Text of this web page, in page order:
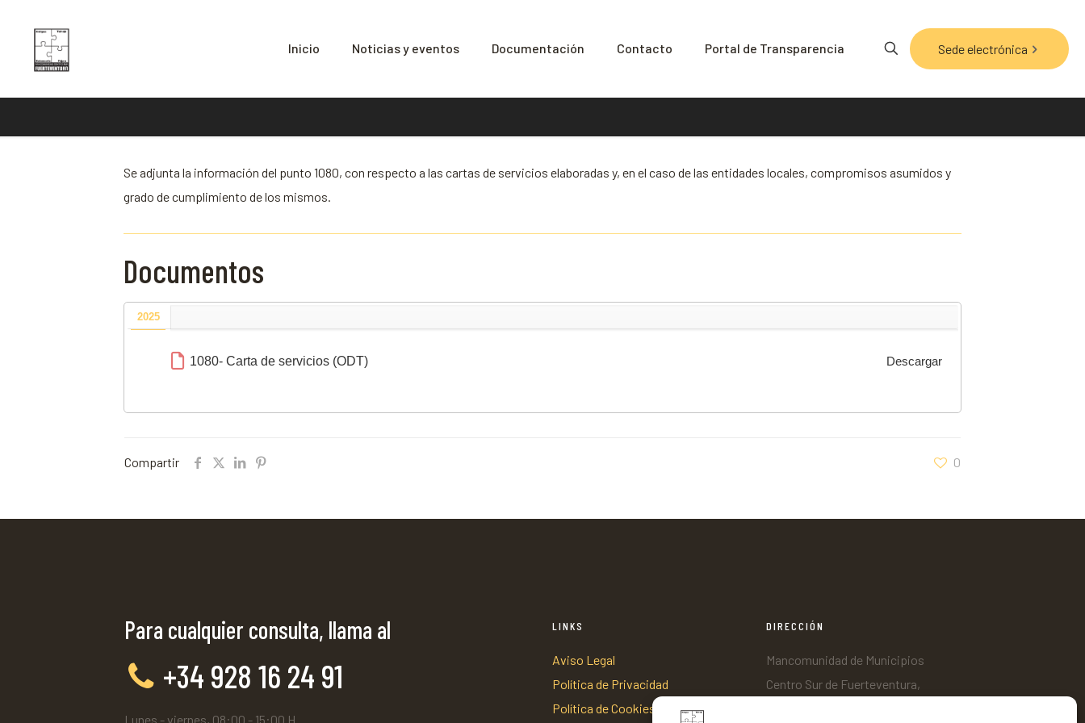
Inicio Noticias y eventos Documentación Contacto Portal de Transparencia Sede electrónica
Se adjunta la información del punto 1080, con respecto a las cartas de servicios elaboradas y, en el caso de las entidades locales, compromisos asumidos y
grado de cumplimiento de los mismos.
Documentos
2025
1080- Carta de servicios (ODT) Descargar
Compartir 0
Para cualquier consulta, llama al
+34 928 16 24 91
Lunes - viernes, 08:00 - 15:00 H
LINKS
Aviso Legal
Política de Privacidad
Política de Cookies
DIRECCIÓN
Mancomunidad de Municipios
Centro Sur de Fuerteventura,